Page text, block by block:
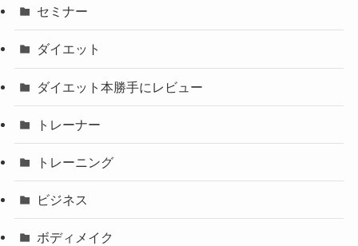
セミナー
ダイエット
ダイエット本勝手にレビュー
トレーナー
トレーニング
ビジネス
ボディメイク